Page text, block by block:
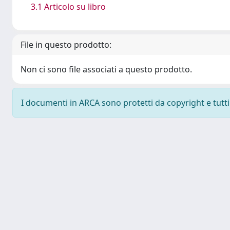
3.1 Articolo su libro
File in questo prodotto:
Non ci sono file associati a questo prodotto.
I documenti in ARCA sono protetti da copyright e